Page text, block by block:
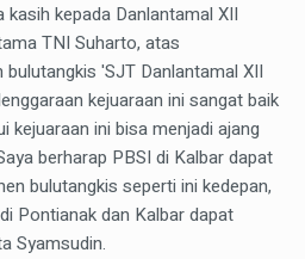
kepada Danlantamal XII
TNI Suharto, atas
'SJT Danlantamal XII
kejuaraan ini sangat baik
kejuaraan ini bisa menjadi ajang
berharap PBSI di Kalbar dapat
bulutangkis seperti ini kedepan,
Pontianak dan Kalbar dapat
Syamsudin.